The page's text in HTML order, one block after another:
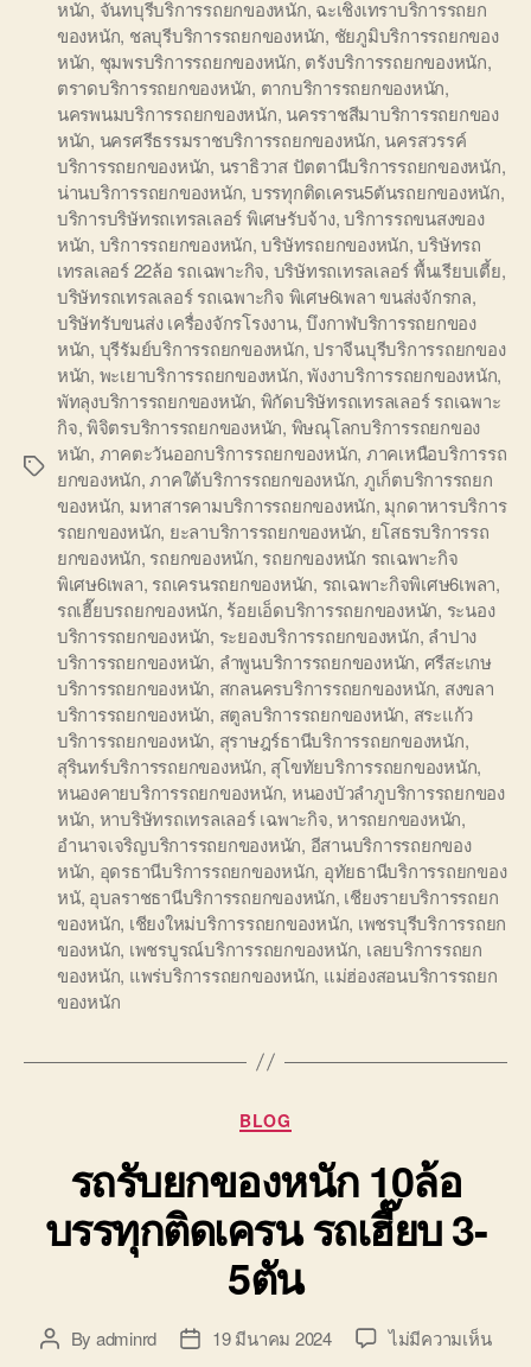
Tags
หนัก, จันทบุรีบริการรถยกของหนัก, ฉะเชิงเทราบริการรถยก
ของหนัก, ชลบุรีบริการรถยกของหนัก, ชัยภูมิบริการรถยกของ
หนัก, ชุมพรบริการรถยกของหนัก, ตรังบริการรถยกของหนัก,
ตราดบริการรถยกของหนัก, ตากบริการรถยกของหนัก,
นครพนมบริการรถยกของหนัก, นครราชสีมาบริการรถยกของ
หนัก, นครศรีธรรมราชบริการรถยกของหนัก, นครสวรรค์
บริการรถยกของหนัก, นราธิวาส ปัตตานีบริการรถยกของหนัก,
น่านบริการรถยกของหนัก, บรรทุกติดเครน5ตันรถยกของหนัก,
บริการบริษัทรถเทรลเลอร์ พิเศษรับจ้าง,บริการรถขนสงของ
หนัก, บริการรถยกของหนัก,บริษัทรถยกของหนัก,บริษัทรถ
เทรลเลอร์ 22ล้อ รถเฉพาะกิจ, บริษัทรถเทรลเลอร์ พื้นเรียบเตี้ย,
บริษัทรถเทรลเลอร์ รถเฉพาะกิจ พิเศษ6เพลา ขนส่งจักรกล,
บริษัทรับขนส่ง เครื่องจักรโรงงาน,บึงกาฬบริการรถยกของ
หนัก, บุรีรัมย์บริการรถยกของหนัก,ปราจีนบุรีบริการรถยกของ
หนัก, พะเยาบริการรถยกของหนัก,พังงาบริการรถยกของหนัก,
พัทลุงบริการรถยกของหนัก, พิกัดบริษัทรถเทรลเลอร์ รถเฉพาะ
กิจ,พิจิตรบริการรถยกของหนัก, พิษณุโลกบริการรถยกของ
หนัก, ภาคตะวันออกบริการรถยกของหนัก, ภาคเหนือบริการรถ
ยกของหนัก,ภาคใต้บริการรถยกของหนัก, ภูเก็ตบริการรถยก
ของหนัก, มหาสารคามบริการรถยกของหนัก, มุกดาหารบริการ
รถยกของหนัก, ยะลาบริการรถยกของหนัก, ยโสธรบริการรถ
ยกของหนัก, รถยกของหนัก, รถยกของหนัก รถเฉพาะกิจ
พิเศษ6เพลา, รถเครนรถยกของหนัก, รถเฉพาะกิจพิเศษ6เพลา,
รถเฮี๊ยบรถยกของหนัก, ร้อยเอ็ดบริการรถยกของหนัก, ระนอง
บริการรถยกของหนัก, ระยองบริการรถยกของหนัก, ลำปาง
บริการรถยกของหนัก, ลำพูนบริการรถยกของหนัก, ศรีสะเกษ
บริการรถยกของหนัก, สกลนครบริการรถยกของหนัก, สงขลา
บริการรถยกของหนัก, สตูลบริการรถยกของหนัก, สระแก้ว
บริการรถยกของหนัก, สุราษฎร์ธานีบริการรถยกของหนัก,
สุรินทร์บริการรถยกของหนัก, สุโขทัยบริการรถยกของหนัก,
หนองคายบริการรถยกของหนัก, หนองบัวลำภูบริการรถยกของ
หนัก, หาบริษัทรถเทรลเลอร์ เฉพาะกิจ,หารถยกของหนัก,
อำนาจเจริญบริการรถยกของหนัก, อีสานบริการรถยกของ
หนัก, อุดรธานีบริการรถยกของหนัก, อุทัยธานีบริการรถยกของ
หนั, อุบลราชธานีบริการรถยกของหนัก, เชียงรายบริการรถยก
ของหนัก, เชียงใหม่บริการรถยกของหนัก, เพชรบุรีบริการรถยก
ของหนัก, เพชรบูรณ์บริการรถยกของหนัก, เลยบริการรถยก
ของหนัก, แพร่บริการรถยกของหนัก, แม่ฮ่องสอนบริการรถยก
ของหนัก
Categories
BLOG
รถรับยกของหนัก 10ล้อ
บรรทุกติดเครน รถเฮี๊ยบ 3-
5ตัน
PostBy adminrd
Post19 มีนาคม 2024 ไม่มีความเห็นบน